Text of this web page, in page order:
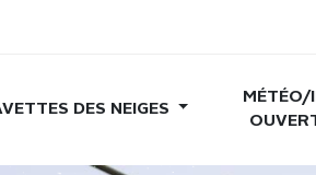
DES NEIGES
MÉTÉO/